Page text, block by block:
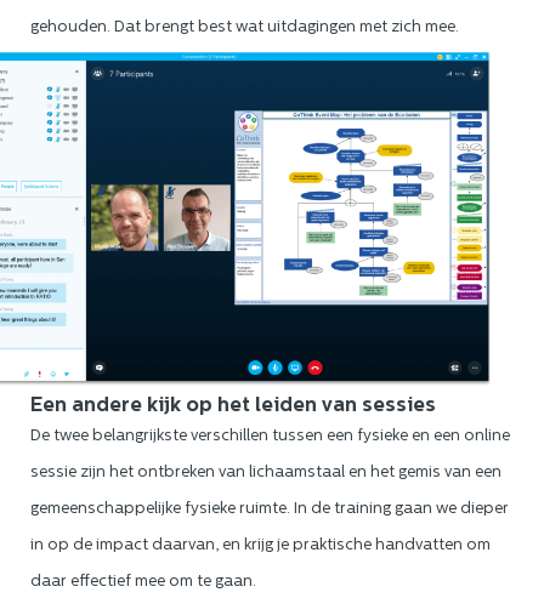
gehouden. Dat brengt best wat uitdagingen met zich mee.
Een andere kijk op het leiden van sessies
De twee belangrijkste verschillen tussen een fysieke en een online
sessie zijn het ontbreken van lichaamstaal en het gemis van een
gemeenschappelijke fysieke ruimte. In de training gaan we dieper
in op de impact daarvan, en krijg je praktische handvatten om
daar effectief mee om te gaan.